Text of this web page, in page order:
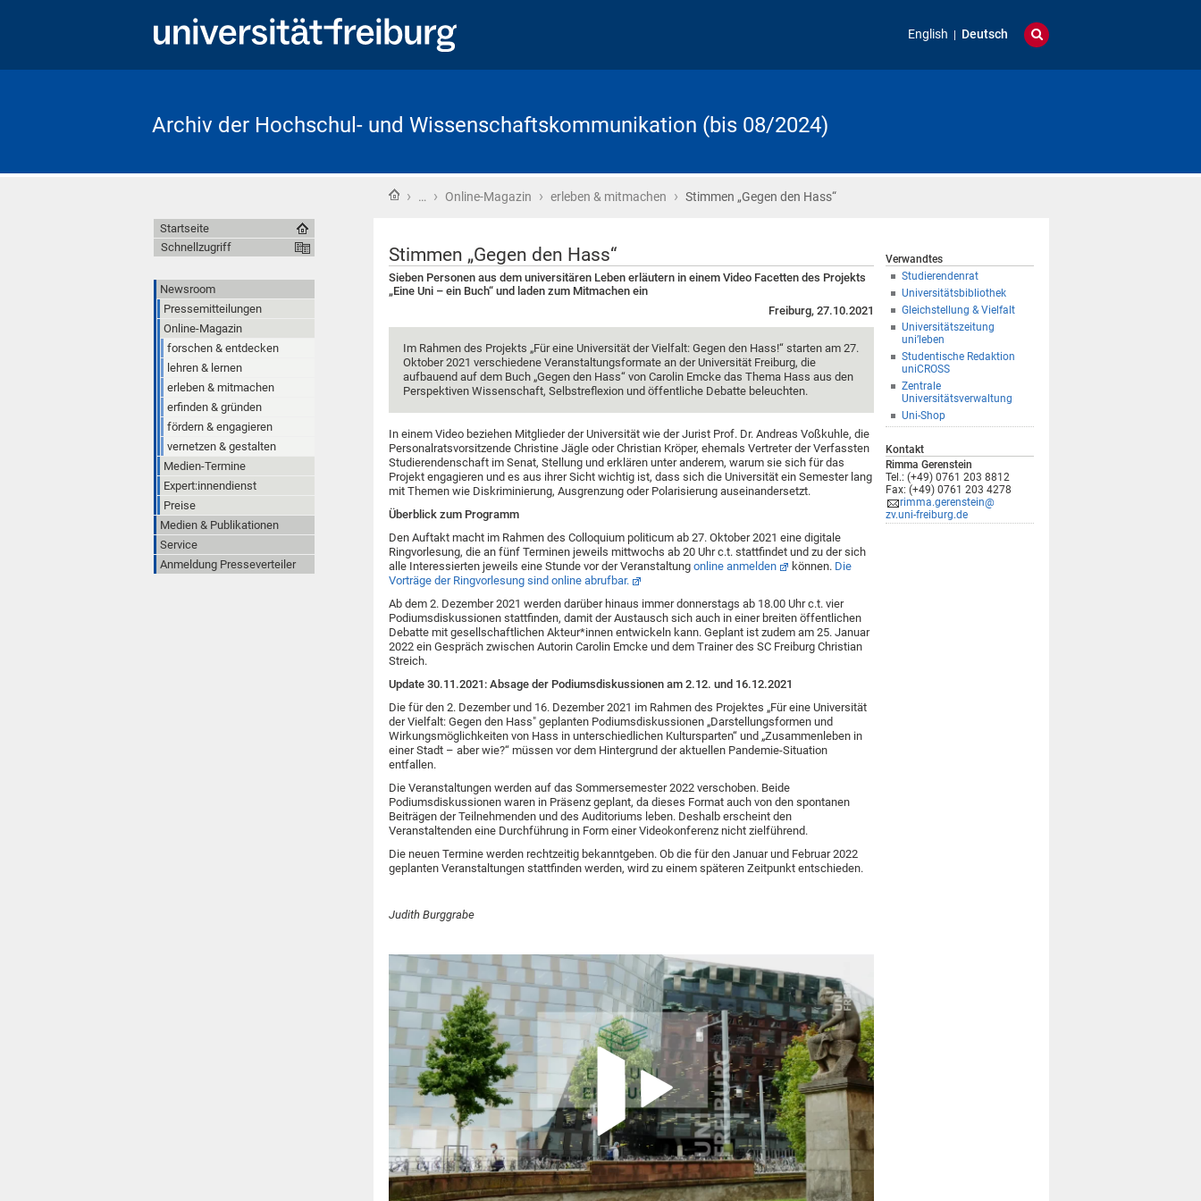
English Deutsch
Archiv der Hochschul- und Wissenschaftskommunikation (bis 08/2024)
Startseite
› … › Online-Magazin › erleben & mitmachen › Stimmen „Gegen den Hass“
Stimmen „Gegen den Hass“
Sieben Personen aus dem universitären Leben erläutern in einem Video Facetten des Projekts
„Eine Uni – ein Buch“ und laden zum Mitmachen ein
Freiburg, 27.10.2021
Im Rahmen des Projekts „Für eine Universität der Vielfalt: Gegen den Hass!“ starten am 27.
Oktober 2021 verschiedene Veranstaltungsformate an der Universität Freiburg, die
aufbauend auf dem Buch „Gegen den Hass“ von Carolin Emcke das Thema Hass aus den
Perspektiven Wissenschaft, Selbstreflexion und öffentliche Debatte beleuchten.
In einem Video beziehen Mitglieder der Universität wie der Jurist Prof. Dr. Andreas Voßkuhle, die
Personalratsvorsitzende Christine Jägle oder Christian Kröper, ehemals Vertreter der Verfassten
Studierendenschaft im Senat, Stellung und erklären unter anderem, warum sie sich für das
Projekt engagieren und es aus ihrer Sicht wichtig ist, dass sich die Universität ein Semester lang
mit Themen wie Diskriminierung, Ausgrenzung oder Polarisierung auseinandersetzt.
Überblick zum Programm
Den Auftakt macht im Rahmen des Colloquium politicum ab 27. Oktober 2021 eine digitale
Ringvorlesung, die an fünf Terminen jeweils mittwochs ab 20 Uhr c.t. stattfindet und zu der sich
alle Interessierten jeweils eine Stunde vor der Veranstaltung online anmelden können. Die
Vorträge der Ringvorlesung sind online abrufbar.
Ab dem 2. Dezember 2021 werden darüber hinaus immer donnerstags ab 18.00 Uhr c.t. vier
Podiumsdiskussionen stattfinden, damit der Austausch sich auch in einer breiten öffentlichen
Debatte mit gesellschaftlichen Akteur*innen entwickeln kann. Geplant ist zudem am 25. Januar
2022 ein Gespräch zwischen Autorin Carolin Emcke und dem Trainer des SC Freiburg Christian
Streich.
Update 30.11.2021: Absage der Podiumsdiskussionen am 2.12. und 16.12.2021
Die für den 2. Dezember und 16. Dezember 2021 im Rahmen des Projektes „Für eine Universität
der Vielfalt: Gegen den Hass" geplanten Podiumsdiskussionen „Darstellungsformen und
Wirkungsmöglichkeiten von Hass in unterschiedlichen Kultursparten“ und „Zusammenleben in
einer Stadt – aber wie?“ müssen vor dem Hintergrund der aktuellen Pandemie-Situation
entfallen.
Die Veranstaltungen werden auf das Sommersemester 2022 verschoben. Beide
Podiumsdiskussionen waren in Präsenz geplant, da dieses Format auch von den spontanen
Beiträgen der Teilnehmenden und des Auditoriums leben. Deshalb erscheint den
Veranstaltenden eine Durchführung in Form einer Videokonferenz nicht zielführend.
Die neuen Termine werden rechtzeitig bekanntgeben. Ob die für den Januar und Februar 2022
geplanten Veranstaltungen stattfinden werden, wird zu einem späteren Zeitpunkt entschieden.
Judith Burggrabe
Verwandtes
Studierendenrat
Universitätsbibliothek
Gleichstellung & Vielfalt
Universitätszeitung
uni’leben
Studentische Redaktion
uniCROSS
Zentrale
Universitätsverwaltung
Uni-Shop
Kontakt
Rimma Gerenstein
Tel.: (+49) 0761 203 8812
Fax: (+49) 0761 203 4278
rimma.gerenstein@
zv.uni-freiburg.de
Startseite
Schnellzugriff
Newsroom
Pressemitteilungen
Online-Magazin
forschen & entdecken
lehren & lernen
erleben & mitmachen
erfinden & gründen
fördern & engagieren
vernetzen & gestalten
Medien-Termine
Expert:innendienst
Preise
Medien & Publikationen
Service
Anmeldung Presseverteiler